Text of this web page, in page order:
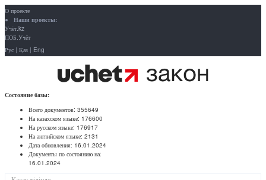
О проекте
Наши проекты:
Учёт.kz
ПОБ.Учёт
Рус | Қаз | Eng
Состояние базы:
Всего документов: 355649
На казахском языке: 176600
На русском языке: 176917
На английском языке: 2131
Дата обновления: 16.01.2024
Документы по состоянию на:
16.01.2024